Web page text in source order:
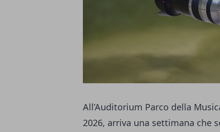
All’Auditorium Parco della
2026, arriva una settimana che